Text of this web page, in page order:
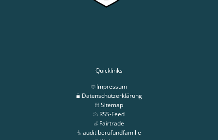
Quicklinks
Impressum
Datenschutzerklärung
Sitemap
RSS-Feed
Fairtrade
audit berufundfamilie